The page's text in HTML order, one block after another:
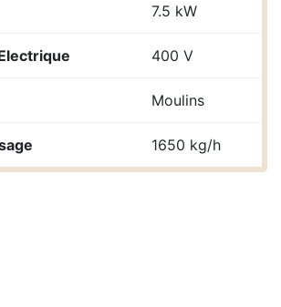
7.5 kW
400 V
Moulins
1650 kg/h